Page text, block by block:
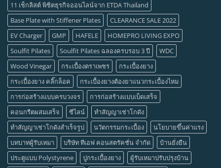
11 เช็กลิสต์ พิชิตธุรกิจออนไลน์จาก ETDA Thailand
Base Plate with Stiffener Plates
CLEARANCE SALE 2022
EV Charger
GMP HAFELE
HOMEPRO LIVING EXPO
Soulfit Pilates
Soulfit Pilates ฉลองครบรอบ 3 ปี
WDC
Wood Vinegar
กระเบื้องตราเพชร
กระเบื้องยาง
กระเบื้องยาง คลิ๊กล็อค
กระเบื้องยางต้องยาแนวกระเบื้องไหม
การก่อสร้างแบบครบวงจร
การก่อสร้างแบบเบ็ดเสร็จ
คอนกรีตผสมเสร็จ
ซีไลน์
ทำสัญญาเช่าโกดัง
ทำสัญญาเช่าโกดังสำเร็จรูป
นวัตกรรมกระเบื้อง
นโยบายขึ้นค่าแรง
บทบาทผู้รับเหมา
บริษัท ทีเอฟ คอนสตรัคชั่น จำกัด
บ้านยั่งยืน
ประตูแบบ Polystyrene
ปูกระเบื้องยาง
ผู้รับเหมาปรับปรุงบ้าน